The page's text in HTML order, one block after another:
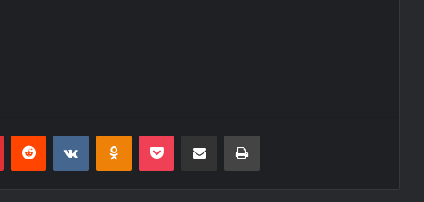
PinterestReddit VKontakteOdnoklassniki
Pocket E-Posta ile paylaş Yazdır